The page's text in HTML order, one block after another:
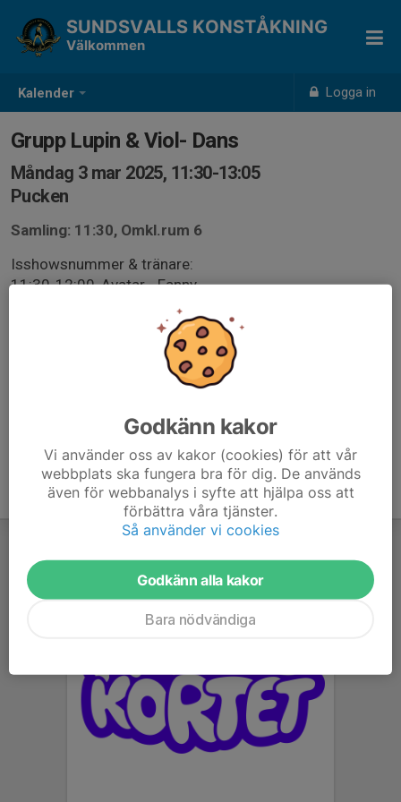
Kalender Logga in
SUNDSVALLS KONSTÅKNING
Välkommen
Grupp Lupin & Viol- Dans
Måndag 3 mar 2025, 11:30-13:05
Pucken
Samling: 11:30, Omkl.rum 6
Isshowsnummer & tränare:
11:30-12:00, Avatar - Fanny
12:00-13:00, Viol: Snövit (dvärgarna) - Agnes
12:00-12:45, Lupin: Bybor - Freja
12:45-13:05, Lupin: Arbetslivet - Ellen
Godkänn kakor
Vi använder oss av kakor (cookies) för att vår
webbplats ska fungera bra för dig. De används
även för webbanalys i syfte att hjälpa oss att
förbättra våra tjänster.
Så använder vi cookies
Godkänn alla kakor
Bara nödvändiga